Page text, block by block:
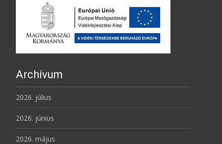
Archívum
2026. július
2026. június
2026. május